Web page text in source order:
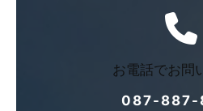
お電話でお問
087-887-